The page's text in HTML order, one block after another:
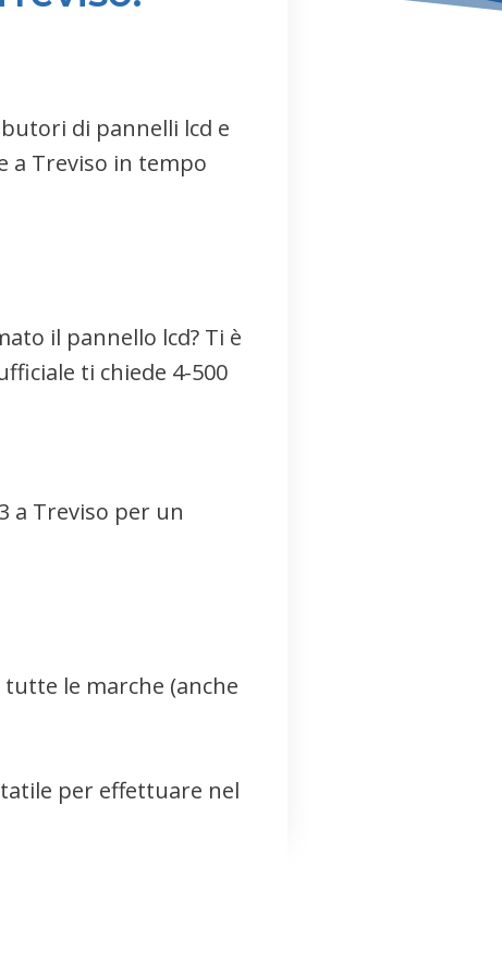
di pannelli lcd e
a Treviso in tempo
il pannello lcd? Ti è
ti chiede 4-500
a Treviso per un
le marche (anche
per effettuare nel